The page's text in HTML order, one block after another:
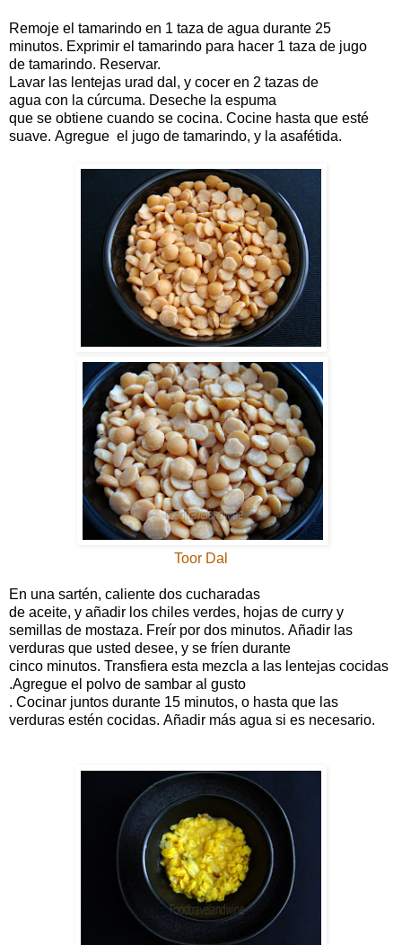
Remoje el tamarindo en 1 taza de agua durante 25
minutos. Exprimir el tamarindo para hacer 1 taza de jugo
de tamarindo. Reservar.
Lavar las lentejas urad dal, y cocer en 2 tazas de
agua con la cúrcuma. Deseche la espuma
que se obtiene cuando se cocina. Cocine hasta que esté
suave. Agregue el jugo de tamarindo, y la asafétida.
Toor Dal
En una sartén, caliente dos cucharadas
de aceite, y añadir los chiles verdes, hojas de curry y
semillas de mostaza. Freír por dos minutos. Añadir las
verduras que usted desee, y se fríen durante
cinco minutos. Transfiera esta mezcla a las lentejas cocidas
.Agregue el polvo de sambar al gusto
. Cocinar juntos durante 15 minutos, o hasta que las
verduras estén cocidas. Añadir más agua si es necesario.